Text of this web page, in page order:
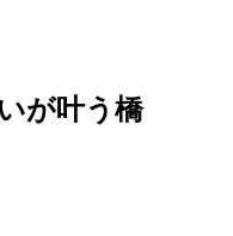
が叶う橋